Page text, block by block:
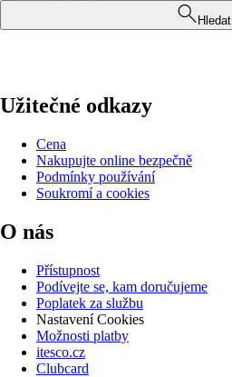
Hledat
Užitečné odkazy
Cena
Nakupujte online bezpečně
Podmínky používání
Soukromí a cookies
O nás
Přístupnost
Podívejte se, kam doručujeme
Poplatek za službu
Nastavení Cookies
Možnosti platby
itesco.cz
Clubcard